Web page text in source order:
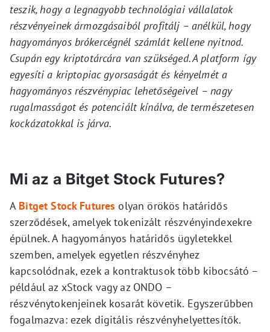
teszik, hogy a legnagyobb technológiai vállalatok
részvényeinek ármozgásaiból profitálj – anélkül, hogy
hagyományos brókercégnél számlát kellene nyitnod.
Csupán egy kriptotárcára van szükséged. A platform így
egyesíti a kriptopiac gyorsaságát és kényelmét a
hagyományos részvénypiac lehetőségeivel – nagy
rugalmasságot és potenciált kínálva, de természetesen
kockázatokkal is járva.
Mi az a Bitget Stock Futures?
A Bitget Stock Futures olyan örökös határidős
szerződések, amelyek tokenizált részvényindexekre
épülnek. A hagyományos határidős ügyletekkel
szemben, amelyek egyetlen részvényhez
kapcsolódnak, ezek a kontraktusok több kibocsátó –
például az xStock vagy az ONDO –
részvénytokenjeinek kosarát követik. Egyszerűbben
fogalmazva: ezek digitális részvényhelyettesítők.